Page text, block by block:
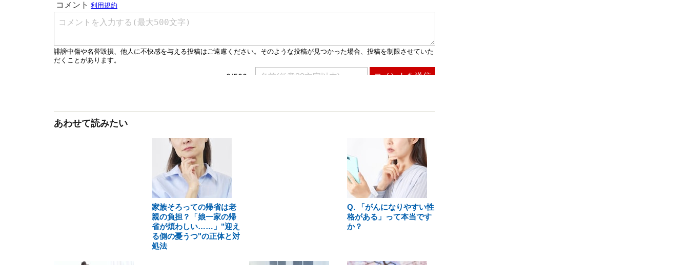
あわせて読みたい
家族そろっての帰省は老
親の負担？「娘一家の帰
省が煩わしい……」"迎え
る側の憂うつ"の正体と対
処法
Q. 「がんになりやすい性
格がある」って本当です
か？